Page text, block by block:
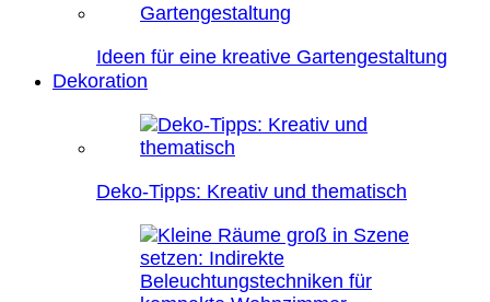
Ideen für eine kreative Gartengestaltung
Dekoration
Deko-Tipps: Kreativ und thematisch